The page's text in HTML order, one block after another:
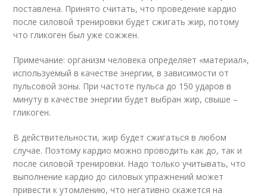
поставлена. Принято считать, что проведение кардио
после силовой тренировки будет сжигать жир, потому
что гликоген был уже сожжен.
Примечание: организм человека определяет «материал»,
используемый в качестве энергии, в зависимости от
пульсовой зоны. При частоте пульса до 150 ударов в
минуту в качестве энергии будет выбран жир, свыше –
гликоген.
В действительности, жир будет сжигаться в любом
случае. Поэтому кардио можно проводить как до, так и
после силовой тренировки. Надо только учитывать, что
выполнение кардио до силовых упражнений может
привести к утомлению, что негативно скажется на